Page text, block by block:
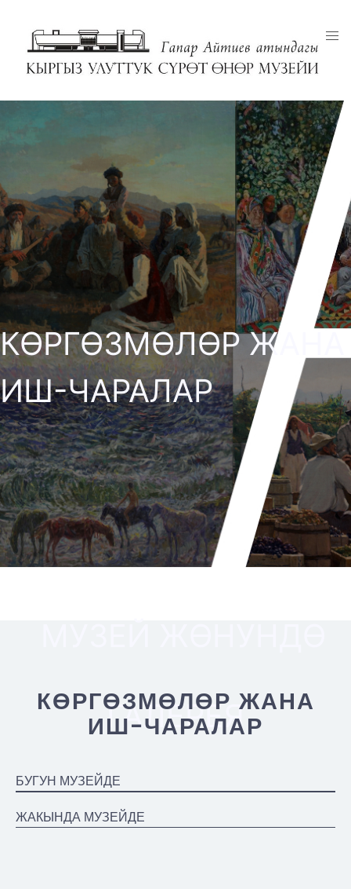
КӨРГӨЗМӨЛӨР ЖАНА
ИШ-ЧАРАЛАР
ГАЛЕРЕЯ
КӨРГӨЗМӨЛӨР ЖАНА
ИШ-ЧАРАЛАР
БУГУН МУЗЕЙДЕ
ЖАКЫНДА МУЗЕЙДЕ